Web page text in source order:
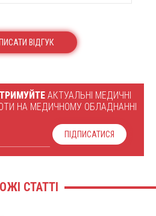
ВІДГУК
АКТУАЛЬНІ МЕДИЧНІ
НА МЕДИЧНОМУ ОБЛАДНАННІ
ПІДПИСАТИСЯ
СТАТТІ